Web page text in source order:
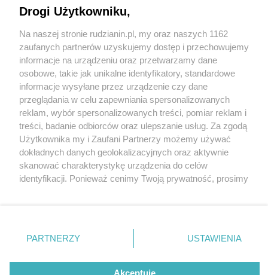
3 / 0
Wydawca mediów
Nie zapomnij
zapoznać się z:
polityką prywatności regulamin korzystania z portali
Twojemiasto
Piekary Śląskie
Chorzów
Tarnowskie Góry
Gliwice
Skontakuj sięz nami
Kontakt
Wydawca
Redakcja
Drogi Użytkowniku,
Na naszej stronie rudzianin.pl, my oraz naszych 1162
zaufanych partnerów uzyskujemy dostęp i przechowujemy
informacje na urządzeniu oraz przetwarzamy dane
osobowe, takie jak unikalne identyfikatory, standardowe
informacje wysyłane przez urządzenie czy dane
przeglądania w celu zapewniania spersonalizowanych
reklam, wybór spersonalizowanych treści, pomiar reklam i
treści, badanie odbiorców oraz ulepszanie usług. Za zgodą
Użytkownika my i Zaufani Partnerzy możemy używać
dokładnych danych geolokalizacyjnych oraz aktywnie
skanować charakterystykę urządzenia do celów
identyfikacji. Ponieważ cenimy Twoją prywatność, prosimy
prywatności znajdujący się w lewym dolnym rogu strony
. Niektóre rodzaje przetwarzania danych nie wymagają
zgody użytkownika, ale masz prawo sprzeciwić się
takiemu przetwarzaniu. Preferencje będą miały
PARTNERZY USTAWIENIA
Akceptuję